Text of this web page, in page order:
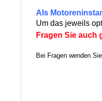
Als
Um das jeweils
Fragen Sie auch
Bei Fragen wenden
E-Mail: